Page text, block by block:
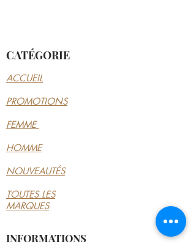
CATÉGORIE
ACCUEIL
PROMOTIONS
FEMME
HOMME
NOUVEAUTÉS
TOUTES LES
MARQUES
INFORMATIONS